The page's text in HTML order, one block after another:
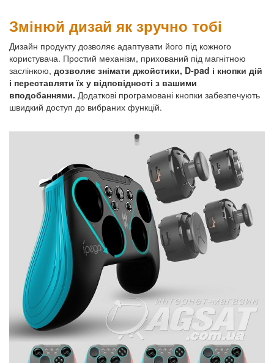
Змінюй дизай як зручно тобі
Дизайн продукту дозволяє адаптувати його під кожного
користувача. Простий механізм, прихований під магнітною
заслінкою, дозволяє знімати джойстики, D-pad і кнопки дій
і переставляти їх у відповідності з вашими
вподобаннями. Додаткові програмовані кнопки забезпечують
швидкий доступ до вибраних функцій.